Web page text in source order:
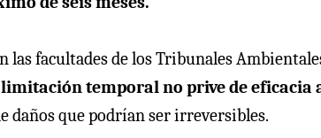
facultades de los Tribunales
temporal no prive de eficacia
daños que podrían ser irreversibles.